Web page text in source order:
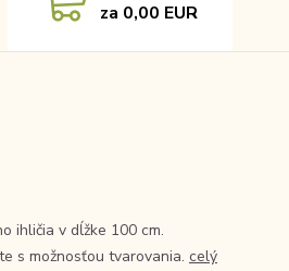
za 0,00 EUR
ihličia v dĺžke 100 cm.
s možnosťou tvarovania. celý